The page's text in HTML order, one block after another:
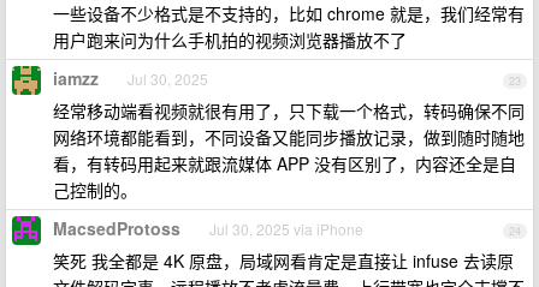
一些设备不少格式是不支持的，比如 chrome 就是，我们经常有
用户跑来问为什么手机拍的视频浏览器播放不了
23
iamzz Jul 30, 2025
经常移动端看视频就很有用了，只下载一个格式，转码确保不同
网络环境都能看到，不同设备又能同步播放记录，做到随时随地
看，有转码用起来就跟流媒体 APP 没有区别了，内容还全是自
己控制的。
24
MacsedProtoss Jul 30, 2025 via iPhone
笑死 我全都是 4K 原盘，局域网看肯定是直接让 infuse 去读原